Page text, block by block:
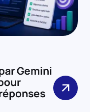
Gemini